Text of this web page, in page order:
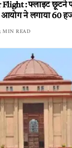
: फ्लाइट छूटने
ने लगाया 60
MIN READ